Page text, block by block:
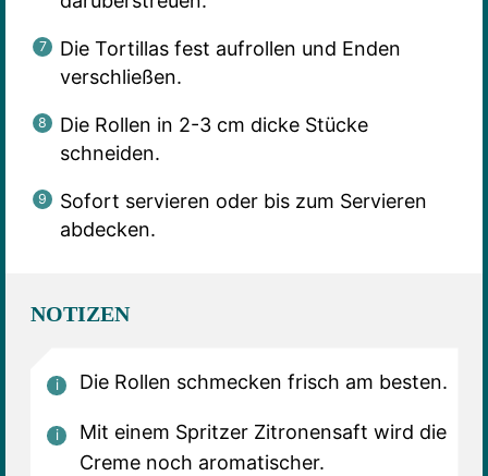
Die Tortillas fest aufrollen und Enden
verschließen.
Die Rollen in 2-3 cm dicke Stücke
schneiden.
Sofort servieren oder bis zum Servieren
abdecken.
NOTIZEN
Die Rollen schmecken frisch am besten.
Mit einem Spritzer Zitronensaft wird die
Creme noch aromatischer.